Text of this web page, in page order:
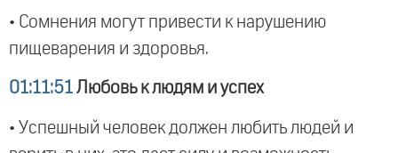
• Сомнения могут привести к нарушению
пищеварения и здоровья.
01:11:51 Любовь к людям и успех
• Успешный человек должен любить людей и